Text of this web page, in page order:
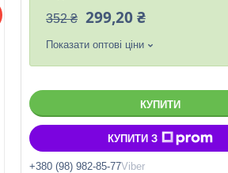
352 ₴ 299,20 ₴
Показати оптові ціни
КУПИТИ
КУПИТИ З
+380 (98) 982-85-77Viber